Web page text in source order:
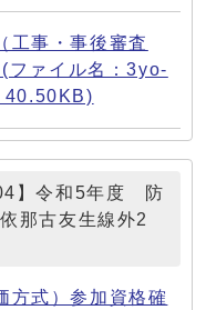
工事・事後審査
ファイル名：3yo-
40.50KB)
】令和5年度 防
那古友生線外2
方式）参加資格確